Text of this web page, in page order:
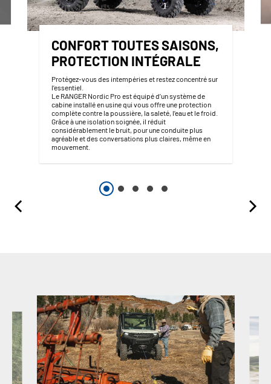
CONFORT TOUTES SAISONS,
PROTECTION INTÉGRALE
Protégez-vous des intempéries et restez concentré sur
l’essentiel.
Le RANGER Nordic Pro est équipé d’un système de
cabine installé en usine qui vous offre une protection
complète contre la poussière, la saleté, l’eau et le froid.
Grâce à une isolation soignée, il réduit
considérablement le bruit, pour une conduite plus
agréable et des conversations plus claires, même en
mouvement.